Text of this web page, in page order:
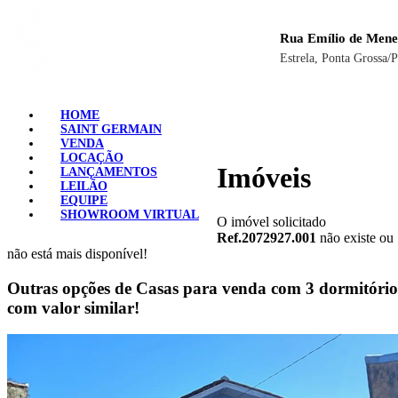
Rua Emílio de
Estrela, Ponta Grossa/
HOME
SAINT GERMAIN
VENDA
LOCAÇÃO
LANÇAMENTOS
LEILÃO
EQUIPE
SHOWROOM VIRTUAL
Imóveis
O imóvel solicitado
Ref.2072927.001 não existe ou
não está mais disponível!
Outras opções de Casas para venda com 3
com valor similar!